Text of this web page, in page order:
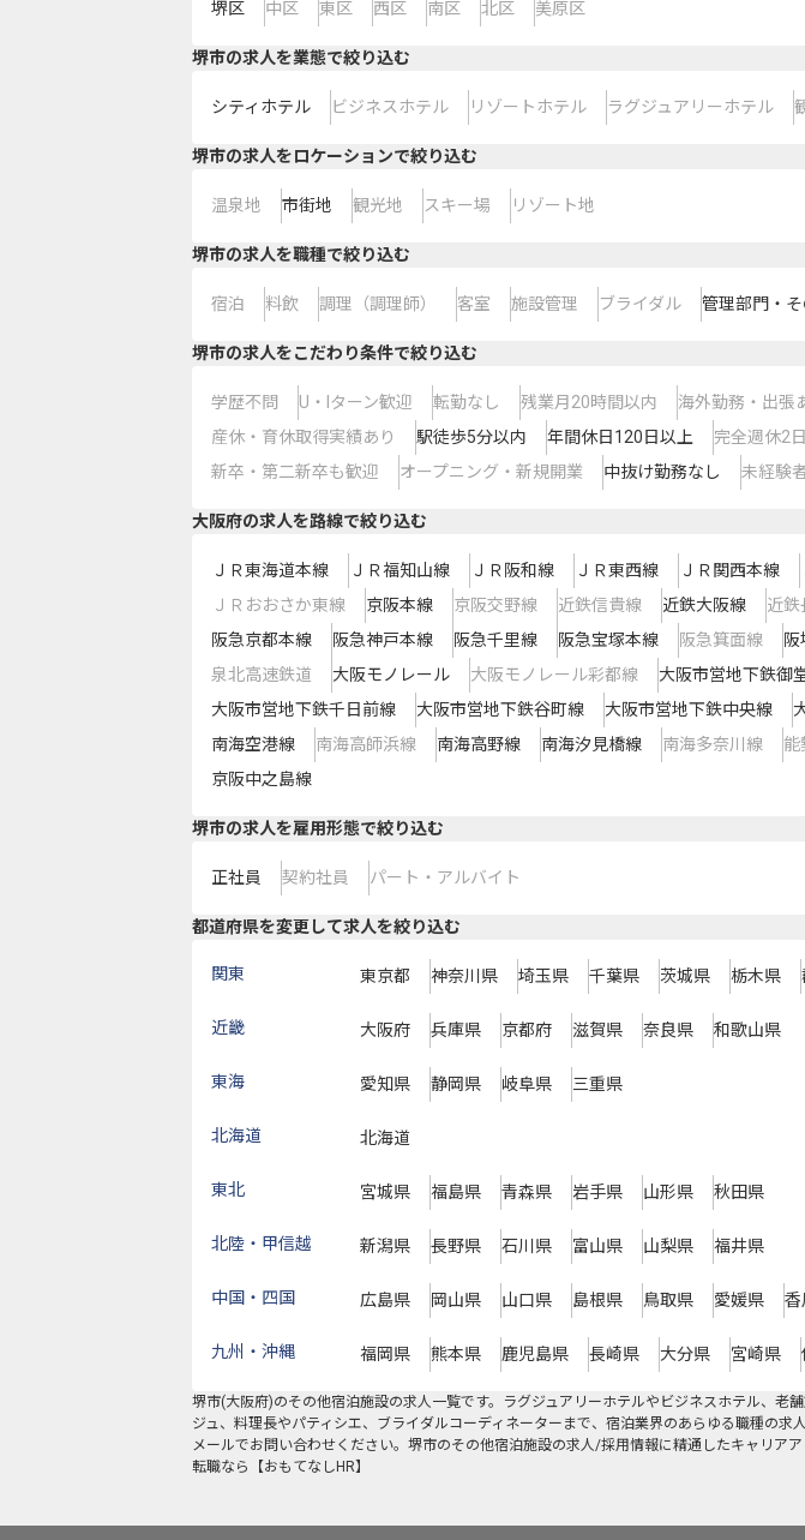
堺区 中区 東区 西区 南区 北区 美原区
堺市の求人を業態で絞り込む
シティホテル ビジネスホテル リゾートホテル ラグジュアリーホテル
堺市の求人をロケーションで絞り込む
温泉地 市街地 観光地 スキー場 リゾート地
堺市の求人を職種で絞り込む
宿泊 料飲 調理（調理師） 客室 施設管理 ブライダル 管理部門・
堺市の求人をこだわり条件で絞り込む
学歴不問 U・Iターン歓迎 転勤なし 残業月20時間以内 海外勤務・出張
産休・育休取得実績あり
駅徒歩5分以内 年間休日120日以上 完全週休2
新卒・第二新卒も歓迎
オープニング・新規開業 中抜け勤務なし 未経験
大阪府の求人を路線で絞り込む
ＪＲ東海道本線 ＪＲ福知山線 ＪＲ阪和線 ＪＲ東西線 ＪＲ関西本線
ＪＲおおさか東線
京阪本線 京阪交野線 近鉄信貴線 近鉄大阪線 近鉄
阪急京都本線
阪急神戸本線 阪急千里線 阪急宝塚本線 阪急箕面線
泉北高速鉄道
大阪モノレール 大阪モノレール彩都線 大阪市営地下鉄御
大阪市営地下鉄千日前線
大阪市営地下鉄谷町線 大阪市営地下鉄中央線
南海空港線
南海高師浜線 南海高野線 南海汐見橋線 南海多奈川線 能
京阪中之島線
堺市の求人を雇用形態で絞り込む
正社員 契約社員 パート・アルバイト
都道府県を変更して求人を絞り込む
関東 東京都 神奈川県 埼玉県 千葉県 茨城県 栃木県
近畿 大阪府 兵庫県 京都府 滋賀県 奈良県 和歌山県
東海 愛知県 静岡県 岐阜県 三重県
北海道 北海道
東北 宮城県 福島県 青森県 岩手県 山形県 秋田県
北陸・甲信越 新潟県 長野県 石川県 富山県 山梨県 福井県
中国・四国 広島県 岡山県 山口県 島根県 鳥取県 愛媛県 香
九州・沖縄 福岡県 熊本県 鹿児島県 長崎県 大分県 宮崎県
堺市(大阪府)のその他宿泊施設の求人一覧です。ラグジュアリーホテルやビジネスホテル、老
ジュ、料理長やパティシエ、ブライダルコーディネーターまで、宿泊業界のあらゆる職種の
メールでお問い合わせください。堺市のその他宿泊施設の求人/採用情報に精通したキャリア
転職なら【おもてなしHR】